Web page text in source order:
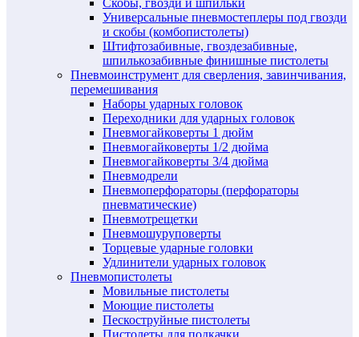
Универсальные пневмостеплеры под гвозди
и скобы (комбопистолеты)
Штифтозабивные, гвоздезабивные,
шпилькозабивные финишные пистолеты
Пневмоинструмент для сверления, завинчивания,
перемешивания
Наборы ударных головок
Переходники для ударных головок
Пневмогайковерты 1 дюйм
Пневмогайковерты 1/2 дюйма
Пневмогайковерты 3/4 дюйма
Пневмодрели
Пневмоперфораторы (перфораторы
пневматические)
Пневмотрещетки
Пневмошуруповерты
Торцевые ударные головки
Удлинители ударных головок
Пневмопистолеты
Мовильные пистолеты
Моющие пистолеты
Пескоструйные пистолеты
Пистолеты для подкачки